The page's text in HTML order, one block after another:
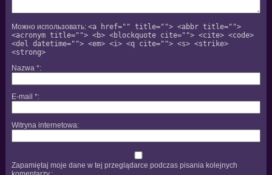
Можно использовать: <a href="" title=""> <abbr title="">
<acronym title=""> <b> <blockquote cite=""> <cite> <code>
<del datetime=""> <em> <i> <q cite=""> <s> <strike>
<strong>
Nazwa *
E-mail *
Witryna internetowa
Zapamiętaj moje dane w tej przeglądarce podczas pisania kolejnych